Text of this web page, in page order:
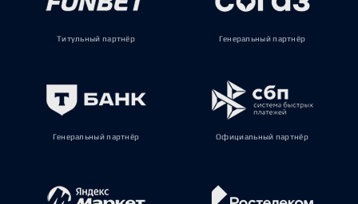
Титульный партнёр Генеральный партнёр
Генеральный партнёр Официальный партнёр